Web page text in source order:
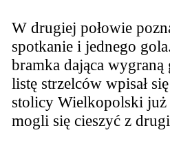
W drugiej połowie
spotkanie i jednego
bramka dająca
listę strzelców wpisał
stolicy Wielkopolski już
mogli się cieszyć z